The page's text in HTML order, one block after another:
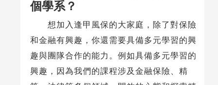
個學系？
想加入逢甲風保的大家庭，除了對保險
和金融有興趣，你還需要具備多元學習的興
趣與團隊合作的能力。例如具備多元學習的
興趣，因為我們的課程涉及金融保險、精